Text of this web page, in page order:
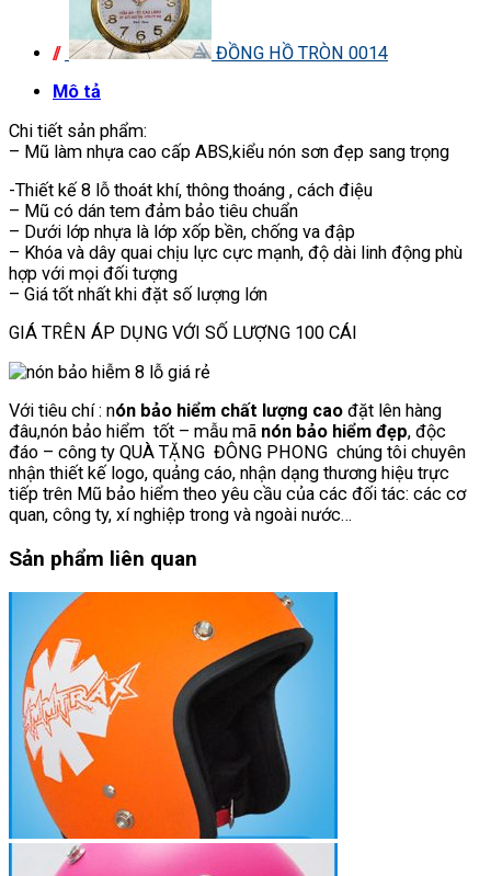
ĐỒNG HỒ TRÒN 0014
Mô tả
Chi tiết sản phẩm:
– Mũ làm nhựa cao cấp ABS,kiểu nón sơn đẹp sang trọng
-Thiết kế 8 lỗ thoát khí, thông thoáng , cách điệu
– Mũ có dán tem đảm bảo tiêu chuẩn
– Dưới lớp nhựa là lớp xốp bền, chống va đập
– Khóa và dây quai chịu lực cực mạnh, độ dài linh động phù
hợp với mọi đối tượng
– Giá tốt nhất khi đặt số lượng lớn
GIÁ TRÊN ÁP DỤNG VỚI SỐ LƯỢNG 100 CÁI
Với tiêu chí : nón bảo hiểm chất lượng cao đặt lên hàng
đâu,nón bảo hiểm tốt – mẫu mã nón bảo hiểm đẹp, độc
đáo – công ty QUÀ TẶNG ĐÔNG PHONG chúng tôi chuyên
nhận thiết kế logo, quảng cáo, nhận dạng thương hiệu trực
tiếp trên Mũ bảo hiểm theo yêu cầu của các đối tác: các cơ
quan, công ty, xí nghiệp trong và ngoài nước…
Sản phẩm liên quan